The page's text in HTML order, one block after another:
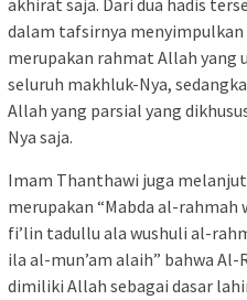
akhirat saja. Dari dua hadis
dalam tafsirnya
merupakan rahmat Allah yang
seluruh makhluk-Nya,
Allah yang parsial yang
Nya saja.
Imam Thanthawi juga
merupakan “Mabda al-
fi’lin tadullu ala wushuli al-
ila al-mun’am alaih” bahwa
dimiliki Allah sebagai dasar